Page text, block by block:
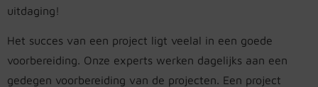
uitdaging!
Het succes van een project ligt veelal in een goede
voorbereiding. Onze experts werken dagelijks aan een
gedegen voorbereiding van de projecten. Een project